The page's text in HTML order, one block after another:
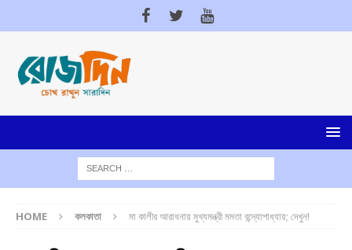
HOME কলকাতা মা কালীর আরাধনায় মুখ্যমন্ত্রী মমতা বন্দ্যোপাধ্যায়; দেখুন!